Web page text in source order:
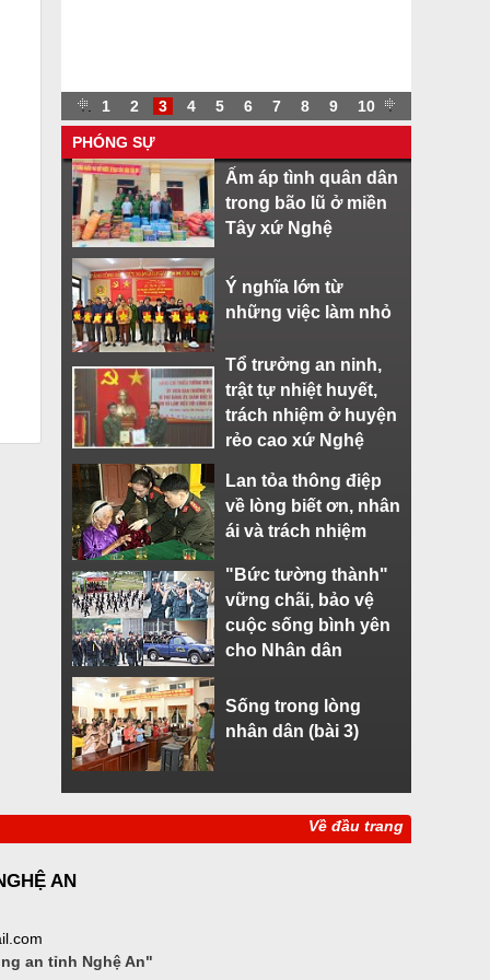
. 1 2 3 4 5 6 7 8 9 10 .
PHÓNG SỰ
Ấm áp tình quân dân
trong bão lũ ở miền
Tây xứ Nghệ
Ý nghĩa lớn từ
những việc làm nhỏ
Tổ trưởng an ninh,
trật tự nhiệt huyết,
trách nhiệm ở huyện
rẻo cao xứ Nghệ
Lan tỏa thông điệp
về lòng biết ơn, nhân
ái và trách nhiệm
"Bức tường thành"
vững chãi, bảo vệ
cuộc sống bình yên
cho Nhân dân
Sống trong lòng
nhân dân (bài 3)
Về đầu trang
AN
an tỉnh Nghệ An"